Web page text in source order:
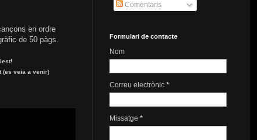
en ordre
de 50 pàgs.
(es veia a venir)
Comentaris
Formulari de contacte
Nom
Correu electrònic *
Missatge *